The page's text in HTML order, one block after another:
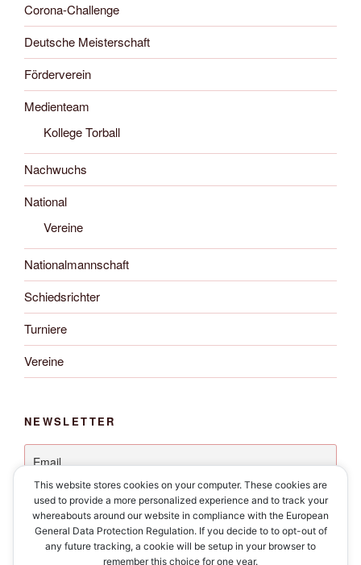
Corona-Challenge
Deutsche Meisterschaft
Förderverein
Medienteam
Kollege Torball
Nachwuchs
National
Vereine
Nationalmannschaft
Schiedsrichter
Turniere
Vereine
NEWSLETTER
This website stores cookies on your computer. These cookies are
used to provide a more personalized experience and to track your
whereabouts around our website in compliance with the European
General Data Protection Regulation. If you decide to to opt-out of
any future tracking, a cookie will be setup in your browser to
remember this choice for one year.